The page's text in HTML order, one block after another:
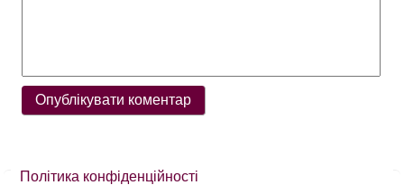
Політика конфіденційності